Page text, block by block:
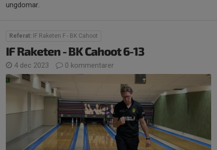
ungdomar.
Referat: IF Raketen F - BK Cahoot
IF Raketen - BK Cahoot 6-13
4 dec 2023 0 kommentarer